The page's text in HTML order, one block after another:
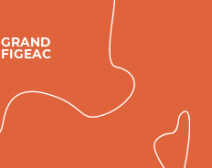
GRAND
FIGEAC